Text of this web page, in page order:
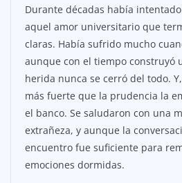
Durante décadas había
aquel amor universitario que
claras. Había sufrido mucho
aunque con el tiempo construyó
herida nunca se cerró del todo.
más fuerte que la prudencia la
el banco. Se saludaron con una
extrañeza, y aunque la
encuentro fue suficiente para
emociones dormidas.